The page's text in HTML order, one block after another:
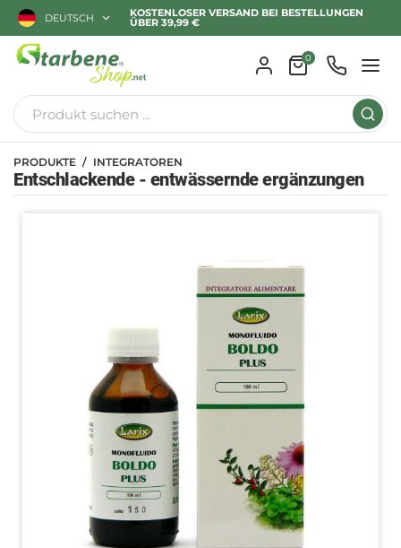
DEUTSCH KOSTENLOSER VERSAND BEI BESTELLUNGEN
ÜBER 39,99 €
0
PRODUKTE INTEGRATOREN
Entschlackende - entwässernde ergänzungen